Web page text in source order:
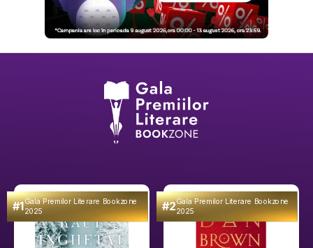
#1Gala Premilor Literare Bookzone
2025 #2Gala Premilor Literare Bookzone
2025